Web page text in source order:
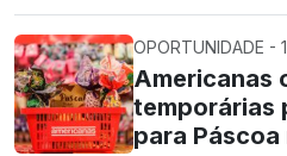
OPORTUNIDADE -
Americanas
temporárias
para